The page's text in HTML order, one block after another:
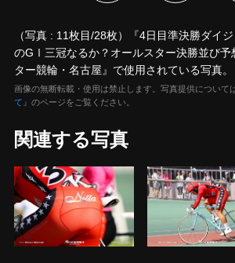
（写真 : 11枚目/28枚）『4日目準決勝ダイ
のGⅠ三冠なるか？オールスター決勝並び予
ター競輪・名古屋』で使用されている写真。
画像の無断転載・使用は禁止します。写真提供について
て 』のページをご覧ください。
関連する写真